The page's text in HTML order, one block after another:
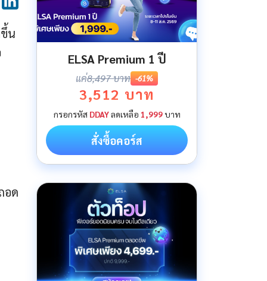
น
อด
ELSA Premium 1 ปี
แค่8,497 บาท -61%
3,512 บาท
กรอกรหัส DDAYลดเหลือ 1,999บาท
สั่งซื้อคอร์ส